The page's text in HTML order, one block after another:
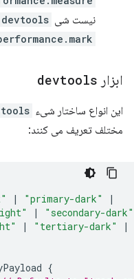
نیست شی devtools
ابزار devtools
این انواع ساختار شیء
مختلف تعریف می کنند:
| "primary-dark"
|
|
"secondary-dark"
| "tertiary-dark"
|
{